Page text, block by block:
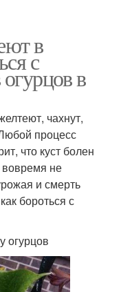
в
с
в
чахнут,
процесс
что куст болен
не
и смерть
бороться с
огурцов